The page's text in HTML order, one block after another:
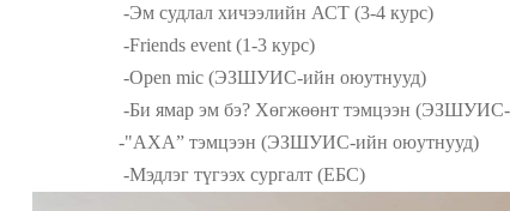
-Эм судлал хичээлийн АСТ (3-4 курс)
-Friends event (1-3 курс)
-Open mic (ЭЗШУИС-ийн оюутнууд)
-Би ямар эм бэ? Хөгжөөнт тэмцээн (ЭЗШУИС-
-"АХА” тэмцээн (ЭЗШУИС-ийн оюутнууд)
-Мэдлэг түгээх сургалт (ЕБС)